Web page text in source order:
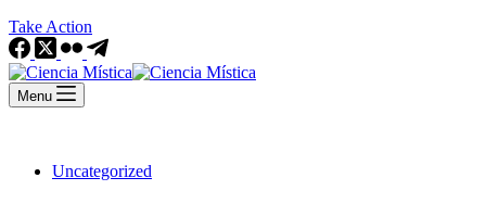
Take Action
Menu
Uncategorized